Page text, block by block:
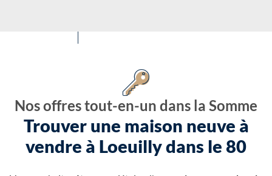
Nos offres tout-en-un dans la Somme
Trouver une maison neuve à
vendre à Loeuilly dans le 80